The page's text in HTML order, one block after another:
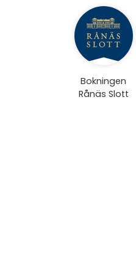
Bokningen
Rånäs Slott